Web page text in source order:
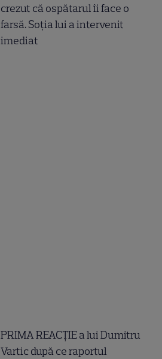
crezut că ospătarul îi face o
farsă. Soția lui a intervenit
imediat
PRIMA REACȚIE a lui Dumitru
Vartic după ce raportul